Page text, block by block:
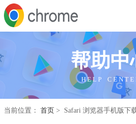
帮助中
H E L P C E N T E
当前位置： 首页 > Safari 浏览器手机版下载路